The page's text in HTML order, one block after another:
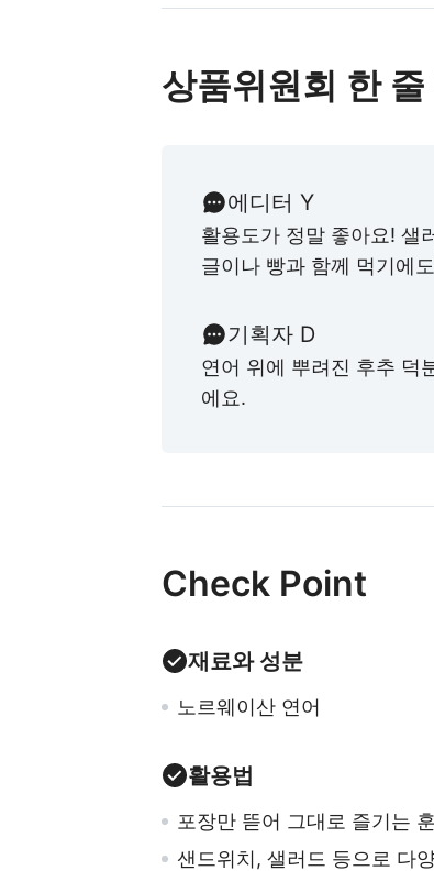
상품위원회 한 줄
에디터 Y
활용도가 정말 좋아요! 샐
글이나 빵과 함께 먹기에
기획자 D
연어 위에 뿌려진 후추 덕
에요.
Check Point
재료와 성분
노르웨이산 연어
활용법
포장만 뜯어 그대로 즐기는
샌드위치, 샐러드 등으로 다